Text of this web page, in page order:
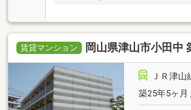
賃貸マンション 岡山県津山市小田中
ＪＲ津
築25年5ヶ月